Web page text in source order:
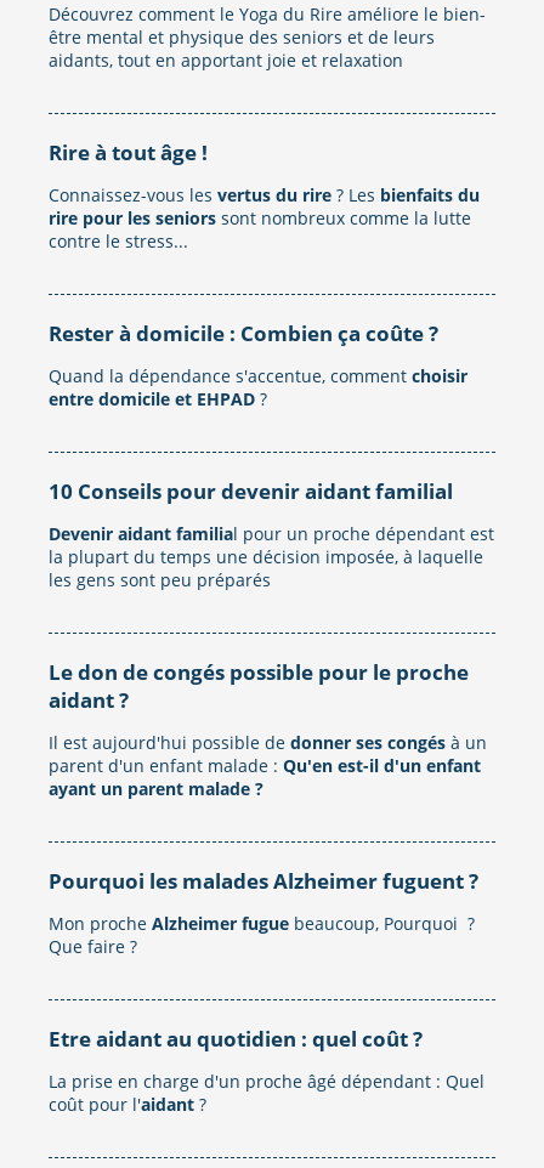
Découvrez comment le Yoga du Rire améliore le bien-
être mental et physique des seniors et de leurs
aidants, tout en apportant joie et relaxation
Rire à tout âge !
Connaissez-vous les vertus du rire ? Les bienfaits du
rire pour les seniors sont nombreux comme la lutte
contre le stress...
Rester à domicile : Combien ça coûte ?
Quand la dépendance s'accentue, comment choisir
entre domicile et EHPAD ?
10 Conseils pour devenir aidant familial
Devenir aidant familial pour un proche dépendant est
la plupart du temps une décision imposée, à laquelle
les gens sont peu préparés
Le don de congés possible pour le proche
aidant ?
Il est aujourd'hui possible de donner ses congés à un
parent d'un enfant malade : Qu'en est-il d'un enfant
ayant un parent malade ?
Pourquoi les malades Alzheimer fuguent ?
Mon proche Alzheimer fugue beaucoup, Pourquoi ?
Que faire ?
Etre aidant au quotidien : quel coût ?
La prise en charge d'un proche âgé dépendant : Quel
coût pour l'aidant ?